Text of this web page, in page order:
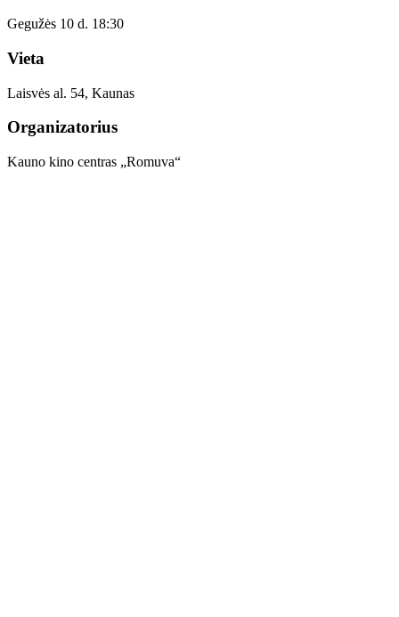
Gegužės 10 d. 18:30
Vieta
Laisvės al. 54, Kaunas
Organizatorius
Kauno kino centras „Romuva“